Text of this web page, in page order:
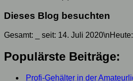
Dieses Blog besuchten
Gesamt: seit: 14. Juli 2020\nHeute:
Populärste Beiträge:
Profi-Gehälter in der